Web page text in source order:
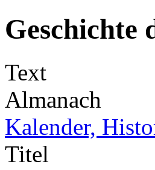
Geschichte
Text
Almanach
Kalender,
Titel